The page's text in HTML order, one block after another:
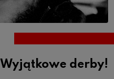
Wyjątkowe derby!